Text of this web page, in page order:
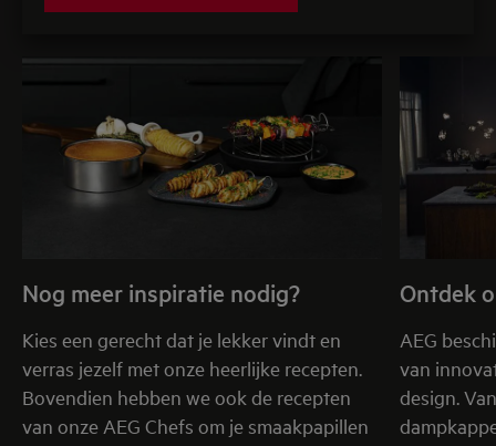
Nog meer inspiratie nodig?
Kies een gerecht dat je lekker vindt en
verras jezelf met onze heerlijke recepten.
Bovendien hebben we ook de recepten
van onze AEG Chefs om je smaakpapillen
Ontdek
AEG
van
design.